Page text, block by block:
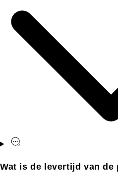
Wat is de levertijd van de